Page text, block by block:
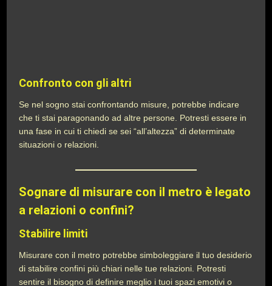
Confronto con gli altri
Se nel sogno stai confrontando misure, potrebbe indicare
che ti stai paragonando ad altre persone. Potresti essere in
una fase in cui ti chiedi se sei “all’altezza” di determinate
situazioni o relazioni.
Sognare di misurare con il metro è legato
a relazioni o confini?
Stabilire limiti
Misurare con il metro potrebbe simboleggiare il tuo desiderio
di stabilire confini più chiari nelle tue relazioni. Potresti
sentire il bisogno di definire meglio i tuoi spazi emotivi o